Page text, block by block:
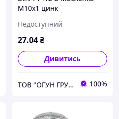
М10х1 цинк
Недоступний
27.04₴
Дивитись
ТОВ "ОГУН ГРУП" 100%